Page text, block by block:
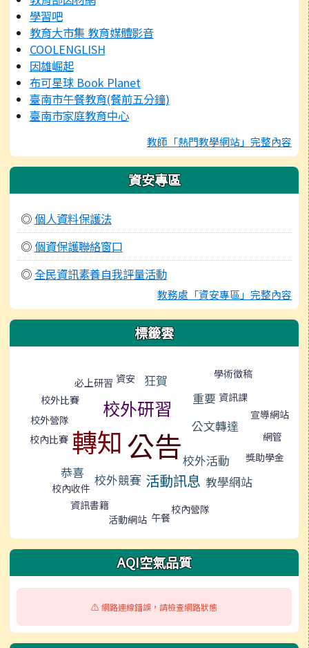
學習吧
教育大市集 教育媒體影音
COOLENGLISH
因雄崛起
布可星球 Book Planet
臺南市午餐教育(餐前五分鐘)
臺南市家庭教育中心
教師「熱門教學網站」完整內容
資安專區
◎個人資料保護法
◎個資保護聯絡窗口
◎全民資訊素養自我評量活動
教務處「資安專區」完整內容
標籤雲
必上研習 資安 狂賀
學術徵稿
校外比賽
校外研習 重要 資訊課
校外營隊
宣導網站
轉知公告 公文轉達
校內比賽 網管
恭喜
校外活動 獎助學金
校內收件 校外競賽 活動訊息 教學網站
資訊書籍
活動網站 午餐
校內營隊
AQI空氣品質
⚠️ 網路連線錯誤，請檢查網路狀態